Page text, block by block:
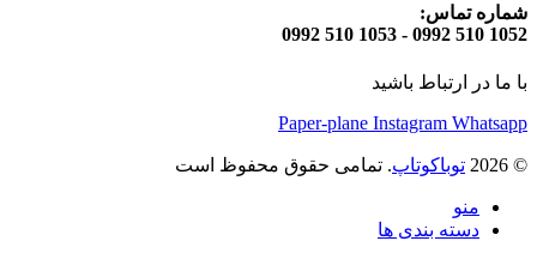
شماره تماس:
1052 510 0992 - 1053 510 0992
با ما در ارتباط باشید
Paper-plane Instagram Whatsapp
© 2026 توباکوتاپ. تمامی حقوق محفوظ است
منو
دسته بندی ها